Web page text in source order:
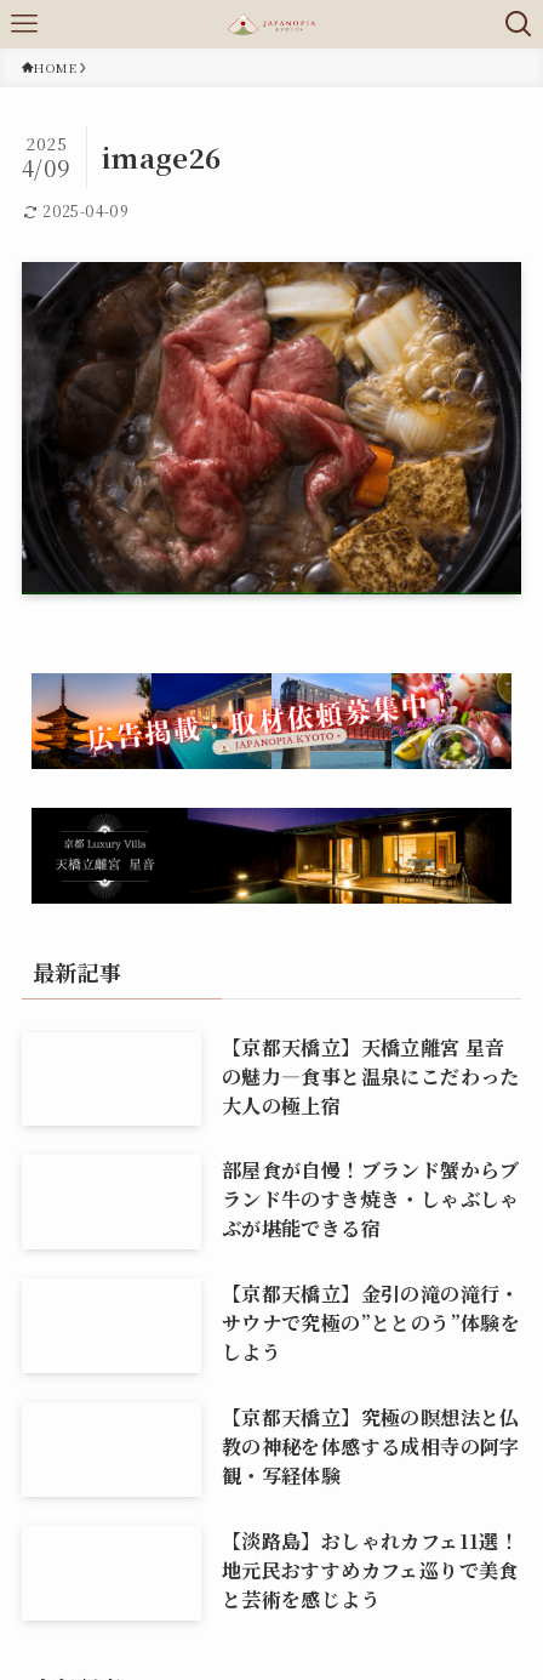
HOME
image26
2025
4/09
2025-04-09
最新記事
【京都天橋立】天橋立離宮 星音
の魅力―食事と温泉にこだわった
大人の極上宿
部屋食が自慢！ブランド蟹からブ
ランド牛のすき焼き・しゃぶしゃ
ぶが堪能できる宿
【京都天橋立】金引の滝の滝行・
サウナで究極の”ととのう”体験を
しよう
【京都天橋立】究極の瞑想法と仏
教の神秘を体感する成相寺の阿字
観・写経体験
【淡路島】おしゃれカフェ11選！
地元民おすすめカフェ巡りで美食
と芸術を感じよう